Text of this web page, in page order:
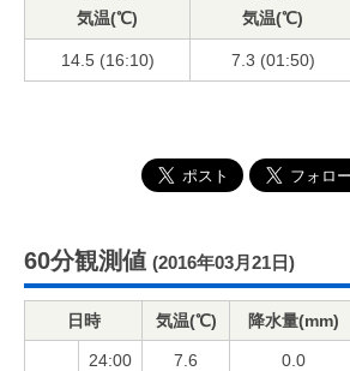
気温(℃)
気温(℃)
14.5 (16:10) 7.3 (01:50)
60分観測値 (2016年03月21日)
日時 気温(℃) 降水量(mm)
24:00 7.6 0.0